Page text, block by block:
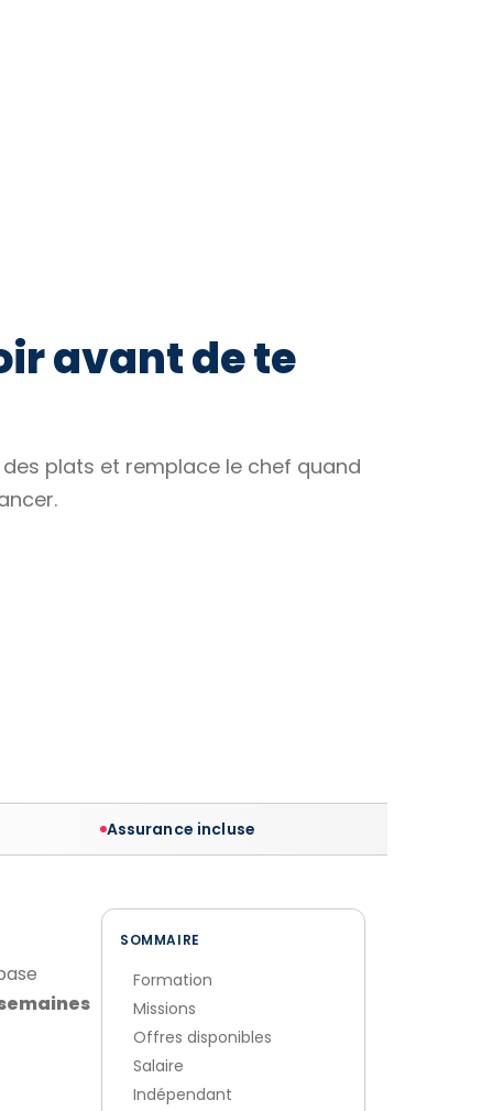
avant de te
plats et remplace le chef quand
Assurance incluse
SOMMAIRE
Formation
Missions
Offres disponibles
Salaire
Indépendant